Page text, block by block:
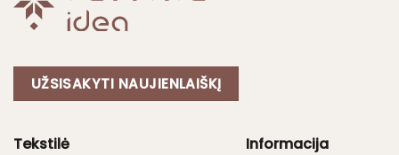
UŽSISAKYTI NAUJIENLAIŠKĮ
Tekstilė
Informacija